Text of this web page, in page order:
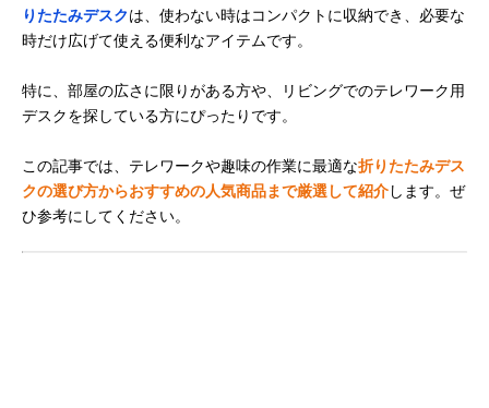
りたたみデスクは、使わない時はコンパクトに収納でき、必要な
時だけ広げて使える便利なアイテムです。
特に、部屋の広さに限りがある方や、リビングでのテレワーク用
デスクを探している方にぴったりです。
この記事では、テレワークや趣味の作業に最適な折りたたみデス
クの選び方からおすすめの人気商品まで厳選して紹介します。ぜ
ひ参考にしてください。